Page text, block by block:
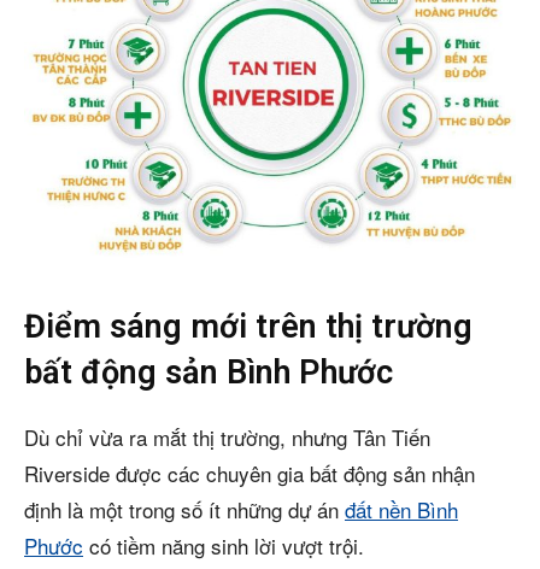
Điểm sáng mới trên thị trường
bất động sản Bình Phước
Dù chỉ vừa ra mắt thị trường, nhưng Tân Tiến
Riverside được các chuyên gia bất động sản nhận
định là một trong số ít những dự án đất nền Bình
Phước có tiềm năng sinh lời vượt trội.